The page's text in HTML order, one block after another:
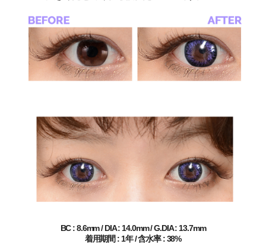
BC : 8.6mm / DIA : 14.0mm / G.DIA : 13.7mm
着用期間 : 1年 / 含水率 : 38%